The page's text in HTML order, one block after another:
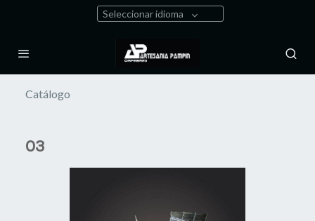
Seleccionar idioma
Catálogo
03